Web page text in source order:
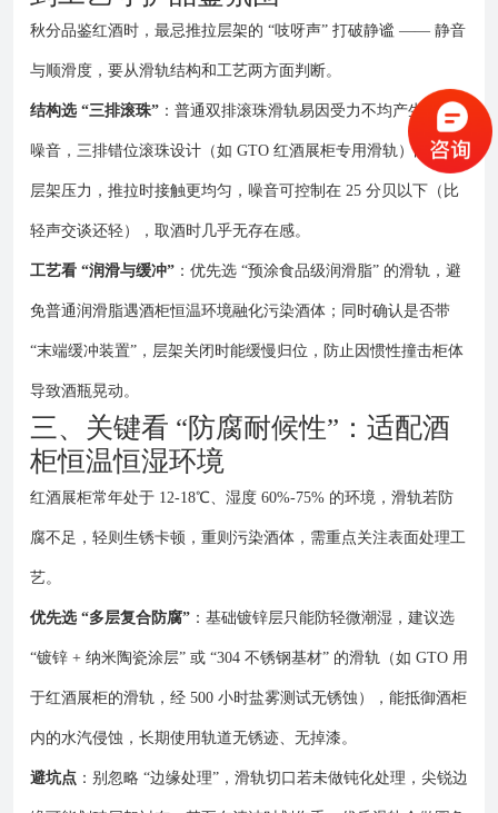
秋分品鉴红酒时，最忌推拉层架的 “吱呀声” 打破静谧 —— 静音
与顺滑度，要从滑轨结构和工艺两方面判断。
结构选 “三排滚珠” ：普通双排滚珠滑轨易因受力不均产生摩擦
噪音，三排错位滚珠设计（如 GTO 红酒展柜专用滑轨）能分散
层架压力，推拉时接触更均匀，噪音可控制在 25 分贝以下（比
轻声交谈还轻），取酒时几乎无存在感。
工艺看 “润滑与缓冲” ：优先选 “预涂食品级润滑脂” 的滑轨，避
免普通润滑脂遇酒柜恒温环境融化污染酒体；同时确认是否带
“末端缓冲装置”，层架关闭时能缓慢归位，防止因惯性撞击柜体
导致酒瓶晃动。
三、关键看 “防腐耐候性”：适配酒
柜恒温恒湿环境
红酒展柜常年处于 12-18℃、湿度 60%-75% 的环境，滑轨若防
腐不足，轻则生锈卡顿，重则污染酒体，需重点关注表面处理工
艺。
优先选 “多层复合防腐” ：基础镀锌层只能防轻微潮湿，建议选
“镀锌 + 纳米陶瓷涂层” 或 “304 不锈钢基材” 的滑轨（如 GTO 用
于红酒展柜的滑轨，经 500 小时盐雾测试无锈蚀），能抵御酒柜
内的水汽侵蚀，长期使用轨道无锈迹、无掉漆。
避坑点 ：别忽略 “边缘处理”，滑轨切口若未做钝化处理，尖锐边